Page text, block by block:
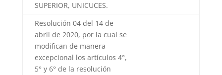
SUPERIOR, UNICUCES.
Resolución 04 del 14 de
abril de 2020, por la cual se
modifican de manera
excepcional los artículos 4°,
5° y 6° de la resolución